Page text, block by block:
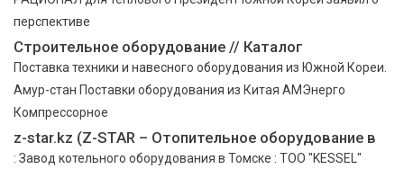
перспективе
Строительное оборудование // Каталог
Поставка техники и навесного оборудования из Южной Кореи.
Амур-стан Поставки оборудования из Китая АМЭнерго
Компрессорное
z-star.kz (Z-STAR – Отопительное оборудование в
: Завод котельного оборудования в Томске : ТОО "KESSEL"